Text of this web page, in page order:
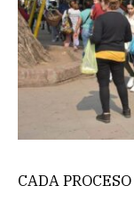
CADA PROCESO